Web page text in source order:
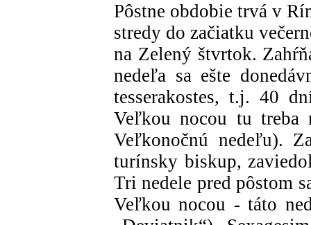
Pôstne obdobie trvá v
stredy do začiatku
na Zelený štvrtok.
nedeľa sa ešte
tesserakostes, t.j. 40
Veľkou nocou tu treba
Veľkonočnú nedeľu).
turínsky biskup,
Tri nedele pred pôstom
Veľkou nocou - táto